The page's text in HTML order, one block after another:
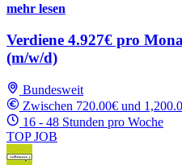
mehr lesen
Verdiene 4.927€ pro
(m/w/d)
Bundesweit
Zwischen 720.00€ und
16 - 48 Stunden pro Woche
TOP JOB